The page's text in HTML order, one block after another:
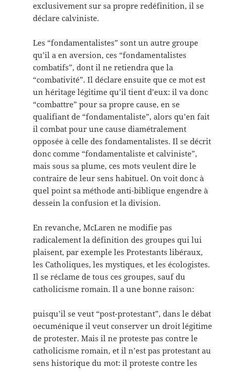
exclusivement sur sa propre redéfinition, il se
déclare calviniste.
Les “fondamentalistes” sont un autre groupe
qu’il a en aversion, ces “fondamentalistes
combatifs”, dont il ne retiendra que la
“combativité”. Il déclare ensuite que ce mot est
un héritage légitime qu’il tient d’eux: il va donc
“combattre” pour sa propre cause, en se
qualifiant de “fondamentaliste”, alors qu’en fait
il combat pour une cause diamétralement
opposée à celle des fondamentalistes. Il se décrit
donc comme “fondamentaliste et calviniste”,
mais sous sa plume, ces mots veulent dire le
contraire de leur sens habituel. On voit donc à
quel point sa méthode anti-biblique engendre à
dessein la confusion et la division.
En revanche, McLaren ne modifie pas
radicalement la définition des groupes qui lui
plaisent, par exemple les Protestants libéraux,
les Catholiques, les mystiques, et les écologistes.
Il se réclame de tous ces groupes, sauf du
catholicisme romain. Il a une bonne raison:
puisqu’il se veut “post-protestant”, dans le débat
oecuménique il veut conserver un droit légitime
de protester. Mais il ne proteste pas contre le
catholicisme romain, et il n’est pas protestant au
sens historique du mot: il proteste contre les